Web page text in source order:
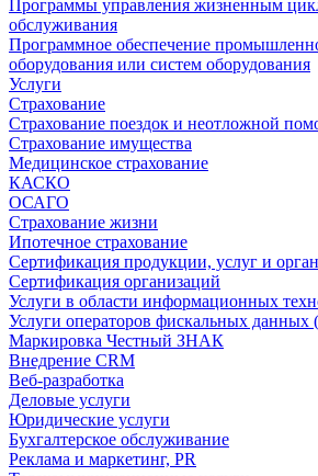
Программы управления жизненным
обслуживания
Программное обеспечение
оборудования или систем оборудования
Услуги
Страхование
Страхование поездок и неотложной
Страхование имущества
Медицинское страхование
КАСКО
ОСАГО
Страхование жизни
Ипотечное страхование
Сертификация продукции, услуг и
Сертификация организаций
Услуги в области информационных
Услуги операторов фискальных
Маркировка Честный ЗНАК
Внедрение CRM
Веб-разработка
Деловые услуги
Юридические услуги
Бухгалтерское обслуживание
Реклама и маркетинг, PR